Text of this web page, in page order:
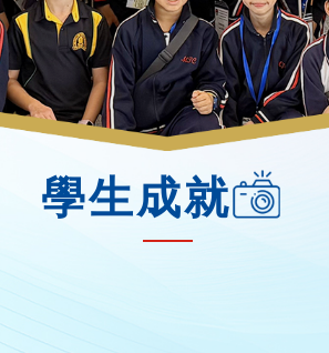
學生成就